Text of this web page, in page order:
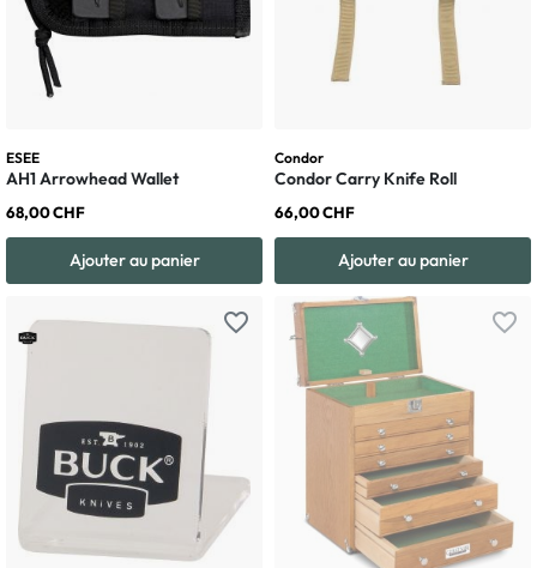
ESEE
AH1 Arrowhead Wallet
68,00 CHF
Ajouter au panier
Condor
Condor Carry Knife Roll
66,00 CHF
Ajouter au panier
favorite_border favorite_border